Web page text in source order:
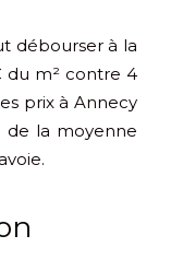
débourser à la
du m² contre 4
prix à Annecy
la moyenne